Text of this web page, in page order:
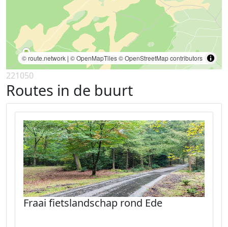
© route.network | © OpenMapTiles© OpenStreetMap contributors
221050
Routes in de buurt
Fraai fietslandschap rond Ede